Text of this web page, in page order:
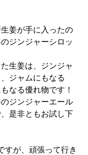
姜が手に入ったの
ジンジャーシロッ
生姜は、ジンジャ
ジャムにもなる
なる優れ物です！
ジンジャーエール
是非ともお試し下
すが、頑張って行き